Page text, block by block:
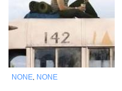
NONE NONE